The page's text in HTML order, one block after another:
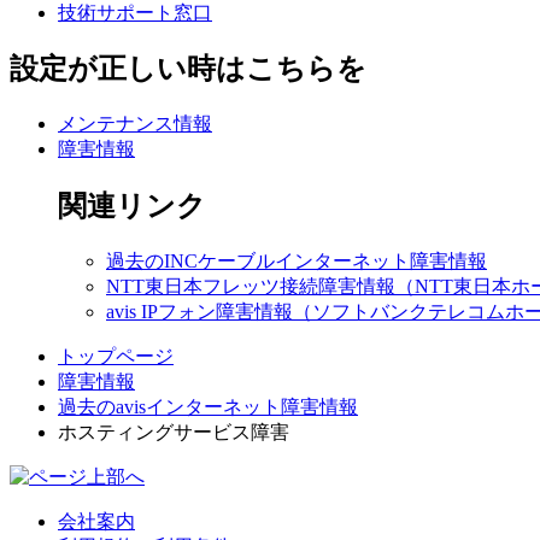
技術サポート窓口
設定が正しい時はこちらを
メンテナンス情報
障害情報
関連リンク
過去のINCケーブルインターネット障害情報
NTT東日本フレッツ接続障害情報（NTT東日本ホ
avis IPフォン障害情報（ソフトバンクテレコムホ
トップページ
障害情報
過去のavisインターネット障害情報
ホスティングサービス障害
会社案内